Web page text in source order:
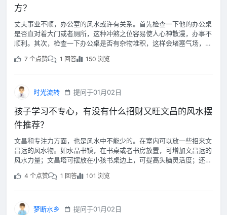
方？
丈夫事业不顺，办公室的风水或许有关系。首先检查一下他的办公桌
是否直对着大门或者厕所，这种冲煞之位容易使人心神散漫，办事不
顺利。其次，检查一下办公桌是否有杂物堆积，这样会堵塞气场，不
7 个点赞 1 回答 150 浏览
时光流转 提问于01月02日
孩子学习不专心，有没有什么招财又旺文昌的风水摆
件推荐？
文昌和专注力方面，也是风水中不能少的。在室内可以放一些招来文
昌运的风水物。如水晶书镇，在书桌或者书房放置，可增加文昌运的
风水力量；文昌塔可摆放在小孩书桌边上，可提高头脑灵活度；还可
4 个点赞 1 回答 101 浏览
梦断水乡 提问于01月02日